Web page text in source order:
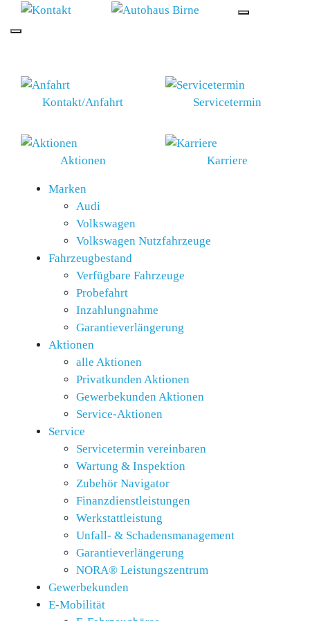
Marken
Audi
Volkswagen
Volkswagen Nutzfahrzeuge
Fahrzeugbestand
Verfügbare Fahrzeuge
Probefahrt
Inzahlungnahme
Garantieverlängerung
Aktionen
alle Aktionen
Privatkunden Aktionen
Gewerbekunden Aktionen
Service-Aktionen
Service
Servicetermin vereinbaren
Wartung & Inspektion
Zubehör Navigator
Finanzdienstleistungen
Werkstattleistung
Unfall- & Schadensmanagement
Garantieverlängerung
NORA® Leistungszentrum
Gewerbekunden
E-Mobilität
Kontakt/Anfahrt Servicetermin
Aktionen Karriere